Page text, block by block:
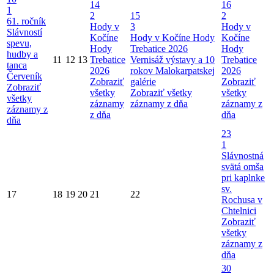
1
61. ročník
Slávností
spevu,
hudby a
tanca
Červeník
Zobraziť
všetky
záznamy z
dňa
11 12 13
14
2
Hody v
Kočíne
Hody
Trebatice
2026
Zobraziť
všetky
záznamy
z dňa
15
3
Hody v Kočíne Hody
Trebatice 2026
Vernisáž výstavy a 10
rokov Malokarpatskej
galérie
Zobraziť všetky
záznamy z dňa
16
2
Hody v
Kočíne
Hody
Trebatice
2026
Zobraziť
všetky
záznamy z
dňa
17 18 19 20 21 22
23
1
Slávnostná
svätá omša
pri kaplnke
sv.
Rochusa v
Chtelnici
Zobraziť
všetky
záznamy z
dňa
30